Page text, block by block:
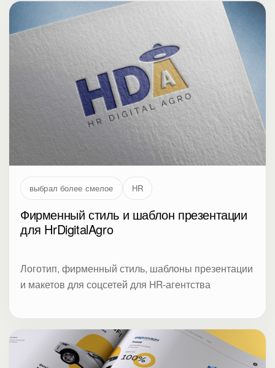
выбрал более смелое HR
Фирменный стиль и шаблон презентации
для HrDigitalAgro
Логотип, фирменный стиль, шаблоны презентации
и макетов для соцсетей для HR-агентства